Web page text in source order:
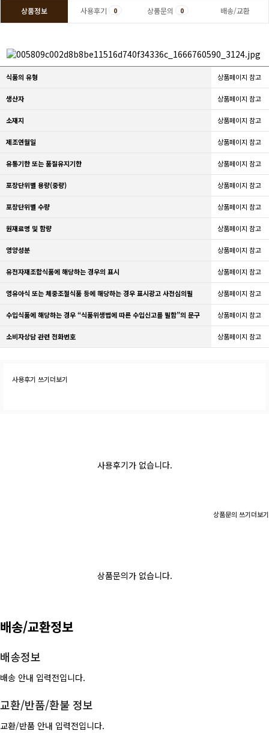
상품정보 사용후기 0 상품문의 0 배송/교환
식품의 유형 상품페이지 참고
생산자 상품페이지 참고
소재지 상품페이지 참고
제조연월일 상품페이지 참고
유통기한 또는 품질유지기한 상품페이지 참고
포장단위별 용량(중량) 상품페이지 참고
포장단위별 수량 상품페이지 참고
원재료명 및 함량 상품페이지 참고
영양성분 상품페이지 참고
유전자재조합식품에 해당하는 경우의 표시 상품페이지 참고
영유아식 또는 체중조절식품 등에 해당하는 경우 표시광고 사전심의필 상품페이지 참고
수입식품에 해당하는 경우 “식품위생법에 따른 수입신고를 필함”의 문구 상품페이지 참고
소비자상담 관련 전화번호 상품페이지 참고
사용후기 쓰기더보기
사용후기가 없습니다.
상품문의 쓰기더보기
상품문의가 없습니다.
배송/교환정보
배송정보
배송 안내 입력전입니다.
교환/반품/환불 정보
교환/반품 안내 입력전입니다.